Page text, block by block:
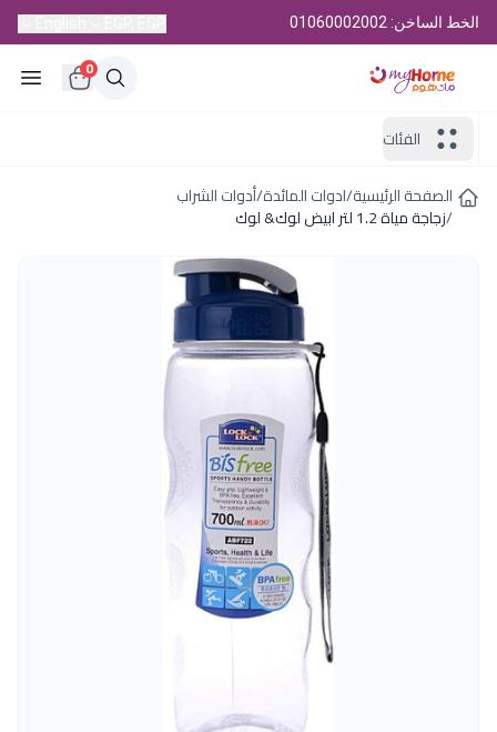
الخط الساخن: 01060002002
0
الفئات
الصفحة الرئيسية/ادوات المائدة/أدوات الشراب
/زجاجة مياة 1.2 لتر ابيض لوك& لوك